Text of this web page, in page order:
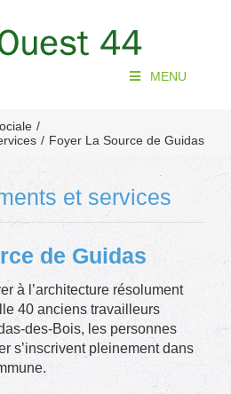
MENU
Foyer La Source de Guidas
et services
de Guidas
à l’architecture résolument
40 anciens travailleurs
des-Bois, les personnes
s’inscrivent pleinement dans